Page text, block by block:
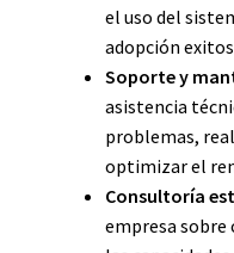
el uso del
adopción
Soporte y
asistencia
problemas,
optimizar el
Consultoría
empresa sobre